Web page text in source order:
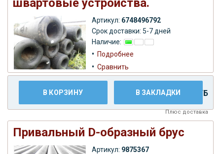
швартовые устройства.
Артикул: 6748496792
Срок доставки: 5-7 дней
Наличие:
• Подробнее
• Сравнить
19.999,00 РУБ
Плюсдоставка
В КОРЗИНУ В ЗАКЛАДКИ
Привальный D-образный брус
Артикул: 9875367